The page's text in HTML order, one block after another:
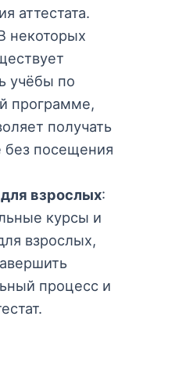
аттестата.
некоторых
учёбы по
программе,
получать
без посещения
взрослых:
курсы и
взрослых,
процесс и